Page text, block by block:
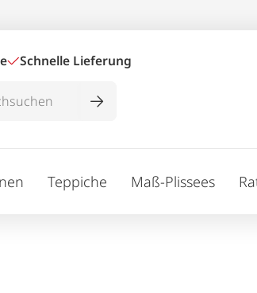
Schnelle Lieferung
Teppiche Maß-Plissees